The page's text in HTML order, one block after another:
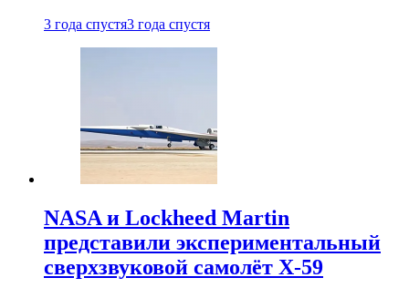
3 года спустя3 года спустя
NASA и Lockheed Martin
представили экспериментальный
сверхзвуковой самолёт X-59